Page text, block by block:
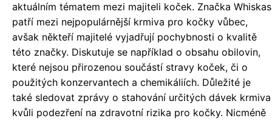
aktuálním tématem mezi majiteli koček. Značka Whiskas
patří mezi nejpopulárnější krmiva pro kočky vůbec,
avšak někteří majitelé vyjadřují pochybnosti o kvalitě
této značky. Diskutuje se například o obsahu obilovin,
které nejsou přirozenou součástí stravy koček, či o
použitých konzervantech a chemikáliích. Důležité je
také sledovat zprávy o stahování určitých dávek krmiva
kvůli podezření na zdravotní rizika pro kočky. Nicméně